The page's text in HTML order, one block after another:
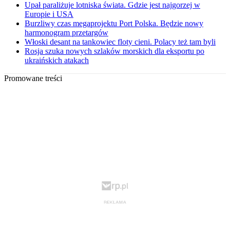
Upał paraliżuje lotniska świata. Gdzie jest najgorzej w
Europie i USA
Burzliwy czas megaprojektu Port Polska. Będzie nowy
harmonogram przetargów
Włoski desant na tankowiec floty cieni. Polacy też tam byli
Rosja szuka nowych szlaków morskich dla eksportu po
ukraińskich atakach
Promowane treści